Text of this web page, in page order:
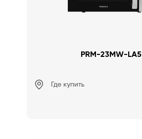
PRM-23MW-LA5
Где купить